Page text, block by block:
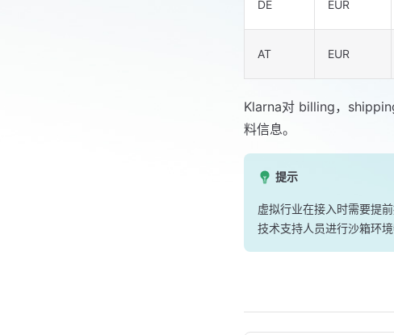
DE EUR
AT EUR
Klarna对 billing，
料信息。
提示
虚拟行业在接入时需要提
技术支持人员进行沙箱环